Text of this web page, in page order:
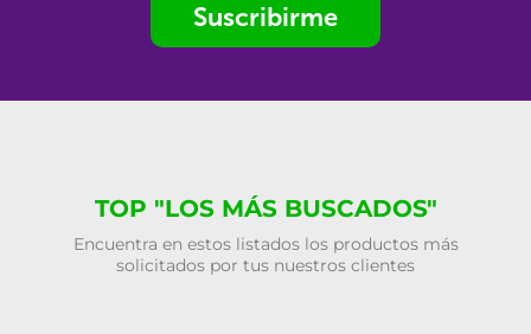
Suscribirme
TOP "LOS MÁS BUSCADOS"
Encuentra en estos listados los productos más
solicitados por tus nuestros clientes